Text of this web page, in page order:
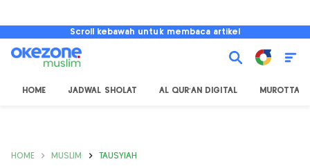
Scroll kebawah untuk membaca artikel
HOME JADWAL SHOLAT AL QUR'AN DIGITAL MUROTTAL
HOME MUSLIM TAUSYIAH